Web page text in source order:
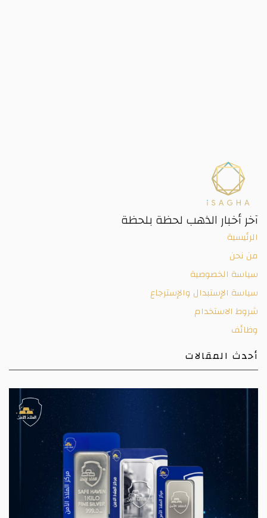
آخر أخبار الذهب لحظة بلحظة
الرئيسية
من نحن
سياسة الخصوصية
سياسة الإستبدال والإسترجاع
شروط الاستخدام
وظائف
أحدث المقالات